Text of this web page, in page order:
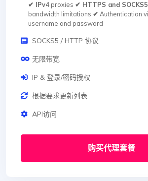
✔ IPv4proxies ✔ HTTPS and SOCKS5
bandwidth limitations ✔ Authentication
username and password
SOCKS5 / HTTP 协议
无限带宽
IP & 登录/密码授权
根据要求更新列表
API访问
购买代理套餐